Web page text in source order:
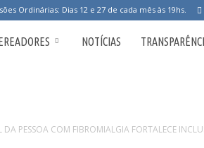
Ordinárias: Dias 12 e 27 de cada mês às 19hs.
NOTÍCIAS
DA PESSOA COM FIBROMIALGIA FORTALECE